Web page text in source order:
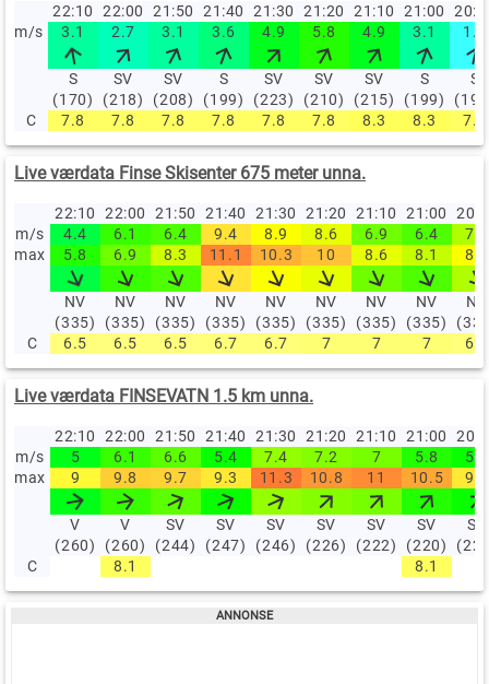
22:10 22:00 21:50 21:40 21:30 21:20 21:10 21:00
m/s
3.1 2.7 3.1 3.6 4.9 5.8 4.9 3.1 1.3
S
(170)
SV
(218)
SV
(208)
S
(199)
SV
(223)
SV
(210)
SV
(215)
S
(199)
S
C
7.8 7.8 7.8 7.8 7.8 7.8 8.3 8.3 7.8
Live værdata Finse Skisenter 675 meter unna.
22:10 22:00 21:50 21:40 21:30 21:20 21:10 21:00
m/s
4.4 6.1 6.4 9.4 8.9 8.6 6.9 6.4
7.8
max
5.8 6.9 8.3 11.1 10.3 10 8.6 8.1 8.9
NV
(335)
NV
(335)
NV
(335)
NV
(335)
NV
(335)
NV
(335)
NV
(335)
NV
(335)
NV
C
6.5 6.5 6.5 6.7 6.7 7 7 7 6.7
Live værdata FINSEVATN 1.5 km unna.
22:10 22:00 21:50 21:40 21:30 21:20 21:10 21:00
m/s
5 6.1 6.6 5.4 7.4 7.2 7 5.8
5.4
max
9 9.8 9.7 9.3 11.3 10.8 11 10.5 9.3
V
(260)
V
(260)
SV
(244)
SV
(247)
SV
(246)
SV
(226)
SV
(222)
SV
(220)
SV
C
8.1 8.1